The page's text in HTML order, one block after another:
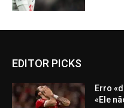
EDITOR PICKS
Erro
«Ele